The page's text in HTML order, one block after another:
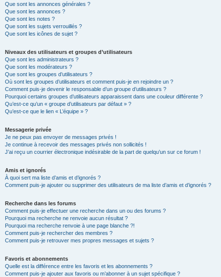
Que sont les annonces générales ?
Que sont les annonces ?
Que sont les notes ?
Que sont les sujets verrouillés ?
Que sont les icônes de sujet ?
Niveaux des utilisateurs et groupes d’utilisateurs
Que sont les administrateurs ?
Que sont les modérateurs ?
Que sont les groupes d’utilisateurs ?
Où sont les groupes d’utilisateurs et comment puis-je en rejoindre un ?
Comment puis-je devenir le responsable d’un groupe d’utilisateurs ?
Pourquoi certains groupes d’utilisateurs apparaissent dans une couleur différente ?
Qu’est-ce qu’un « groupe d’utilisateurs par défaut » ?
Qu’est-ce que le lien « L’équipe » ?
Messagerie privée
Je ne peux pas envoyer de messages privés !
Je continue à recevoir des messages privés non sollicités !
J’ai reçu un courrier électronique indésirable de la part de quelqu’un sur ce forum !
Amis et ignorés
À quoi sert ma liste d’amis et d’ignorés ?
Comment puis-je ajouter ou supprimer des utilisateurs de ma liste d’amis et d’ignorés ?
Recherche dans les forums
Comment puis-je effectuer une recherche dans un ou des forums ?
Pourquoi ma recherche ne renvoie aucun résultat ?
Pourquoi ma recherche renvoie à une page blanche ?!
Comment puis-je rechercher des membres ?
Comment puis-je retrouver mes propres messages et sujets ?
Favoris et abonnements
Quelle est la différence entre les favoris et les abonnements ?
Comment puis-je ajouter aux favoris ou m’abonner à un sujet spécifique ?